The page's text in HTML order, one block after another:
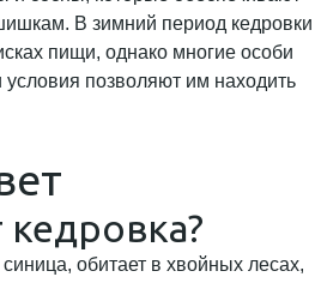
В зимний период кедровки
пищи, однако многие особи
условия позволяют им находить
кедровка?
обитает в хвойных лесах,